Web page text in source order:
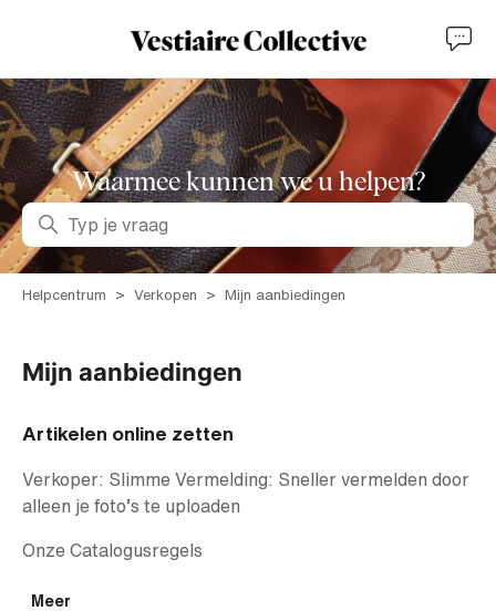
Waarmee kunnen we u helpen?
Zoeken
Helpcentrum Verkopen Mijn aanbiedingen
Artikelen online zetten
Verkoper: Slimme Vermelding: Sneller vermelden door
alleen je foto’s te uploaden
Onze Catalogusregels
Meer
Mijn aanbiedingen